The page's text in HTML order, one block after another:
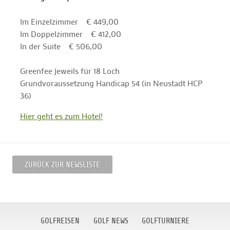
Im Einzelzimmer € 449,00
Im Doppelzimmer € 412,00
In der Suite € 506,00
Greenfee jeweils für 18 Loch
Grundvoraussetzung Handicap 54 (in Neustadt HCP
36)
Hier geht es zum Hotel!
ZURÜCK ZUR NEWSLISTE
GOLFREISEN GOLF NEWS
GOLFTURNIERE